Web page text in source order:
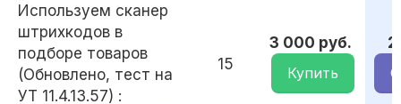
Используем сканер
штрихкодов в
подборе товаров
(Обновлено, тест на
УТ 11.4.13.57) :
15
3 000 руб.
Купить
2